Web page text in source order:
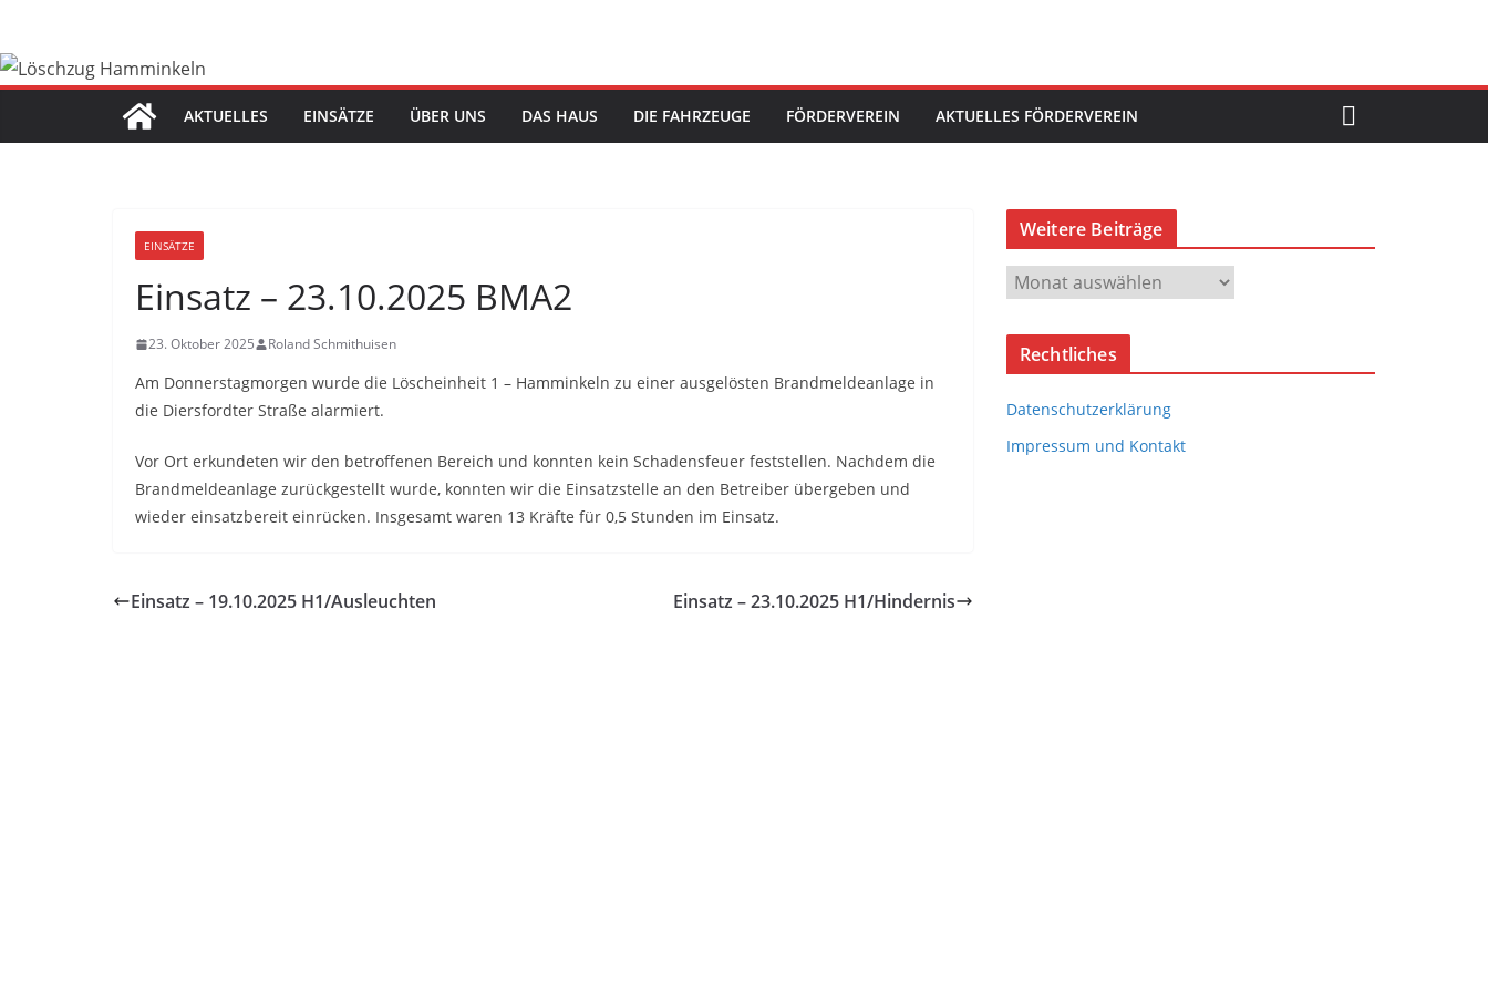
springen
AKTUELLES EINSÄTZE ÜBER UNS DAS HAUS DIE FAHRZEUGE FÖRDERVEREIN AKTUELLES FÖRDERVEREIN
EINSÄTZE
Einsatz – 23.10.2025 BMA2
23. Oktober 2025 Roland Schmithuisen
Am Donnerstagmorgen wurde die Löscheinheit 1 – Hamminkeln zu einer ausgelösten Brandmeldeanlage in
die Diersfordter Straße alarmiert.
Vor Ort erkundeten wir den betroffenen Bereich und konnten kein Schadensfeuer feststellen. Nachdem die
Brandmeldeanlage zurückgestellt wurde, konnten wir die Einsatzstelle an den Betreiber übergeben und
wieder einsatzbereit einrücken. Insgesamt waren 13 Kräfte für 0,5 Stunden im Einsatz.
Einsatz – 19.10.2025 H1/Ausleuchten Einsatz – 23.10.2025 H1/Hindernis
Weitere Beiträge
W
e
i
r
e
Rechtliches
Datenschutzerklärung
Impressum und Kontakt